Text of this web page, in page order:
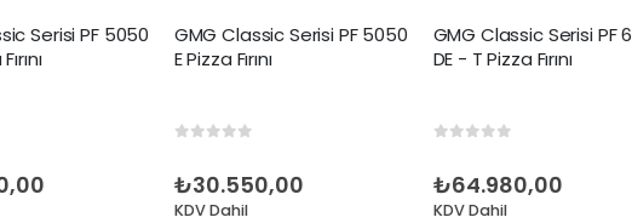
Serisi PF 5050
GMG Classic Serisi PF 5050
E Pizza Fırını
₺30.550,00
KDV Dahil
GMG Classic Serisi PF
DE - T Pizza Fırını
₺64.980,00
KDV Dahil